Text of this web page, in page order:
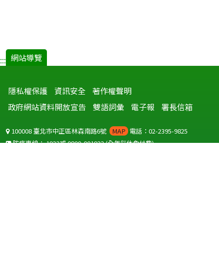
::: 網站導覽
隱私權保護 資訊安全 著作權聲明
政府網站資料開放宣告
雙語詞彙 電子報 署長信箱
100008 臺北市中正區林森南路6號 MAP 電話：02-2395-9825
防疫專線：1922或0800-001922(全年無休免付費)